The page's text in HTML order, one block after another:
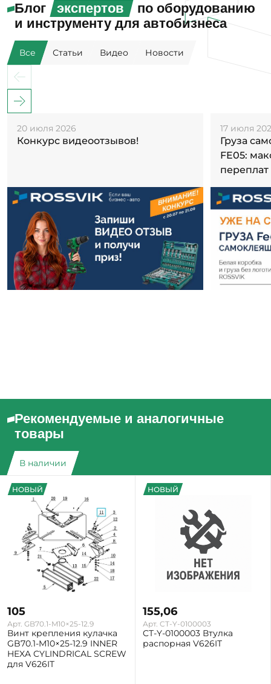
Блог экспертов
по оборудованию
и инструменту для автобизнеса
Все Статьи Видео Новости
20 июля 2026
Конкурс видеоотзывов!
17 июля
Груза
FE05:
переплат
Рекомендуемые и аналогичные
товары
В наличии
НОВЫЙ
105
Арт. GB70.1-M10×25-12.9
Винт крепления кулачка
GB70.1-M10×25-12.9 INNER
HEXA CYLINDRICAL SCREW
для V626IT
НОВЫЙ
155,06
Арт. CT-Y-0100003
CT-Y-0100003 Втулка
распорная V626IT